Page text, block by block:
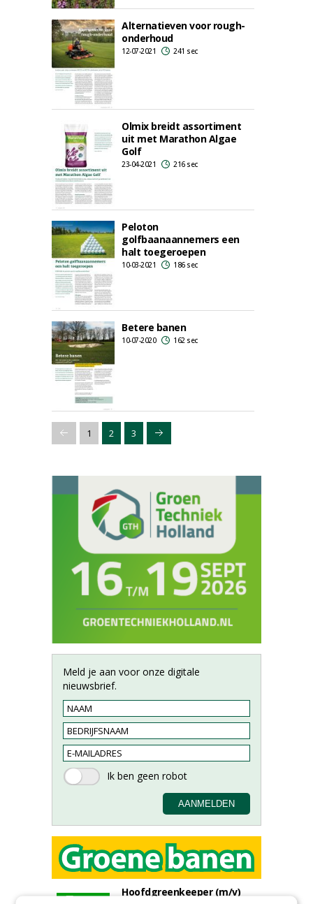
Alternatieven voor rough-
onderhoud
12-07-2021 241 sec
Olmix breidt assortiment
uit met Marathon Algae
Golf
23-04-2021 216 sec
Peloton
golfbaanaannemers een
halt toegeroepen
10-03-2021 186 sec
Betere banen
10-07-2020 162 sec
1 2 3
Meld je aan voor onze digitale
nieuwsbrief.
Hoofdgreenkeeper (m/v)